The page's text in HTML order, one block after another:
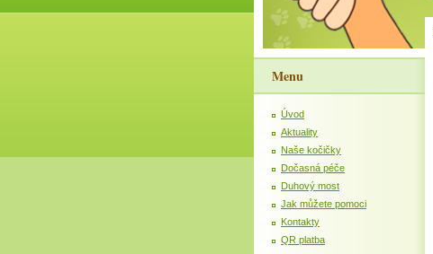
Menu
Úvod
Aktuality
Naše kočičky
Dočasná péče
Duhový most
Jak můžete pomoci
Kontakty
QR platba